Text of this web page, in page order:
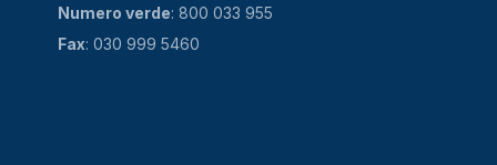
Numero verde: 800 033 955
Fax: 030 999 5460